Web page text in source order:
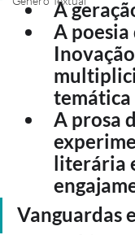
A
A poesia
temática
A prosa
literária
Vanguardas